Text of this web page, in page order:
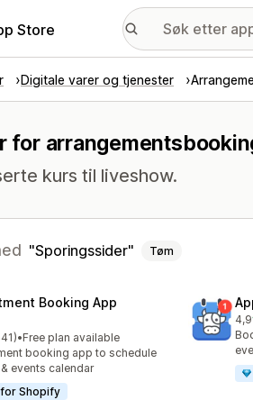
Store
Digitale varer og tjenester
for
kurs til liveshow.
Sporingssider Tøm
Booking App
omtaler
•Free plan available
booking app to schedule
events calendar
Shopify
4,9